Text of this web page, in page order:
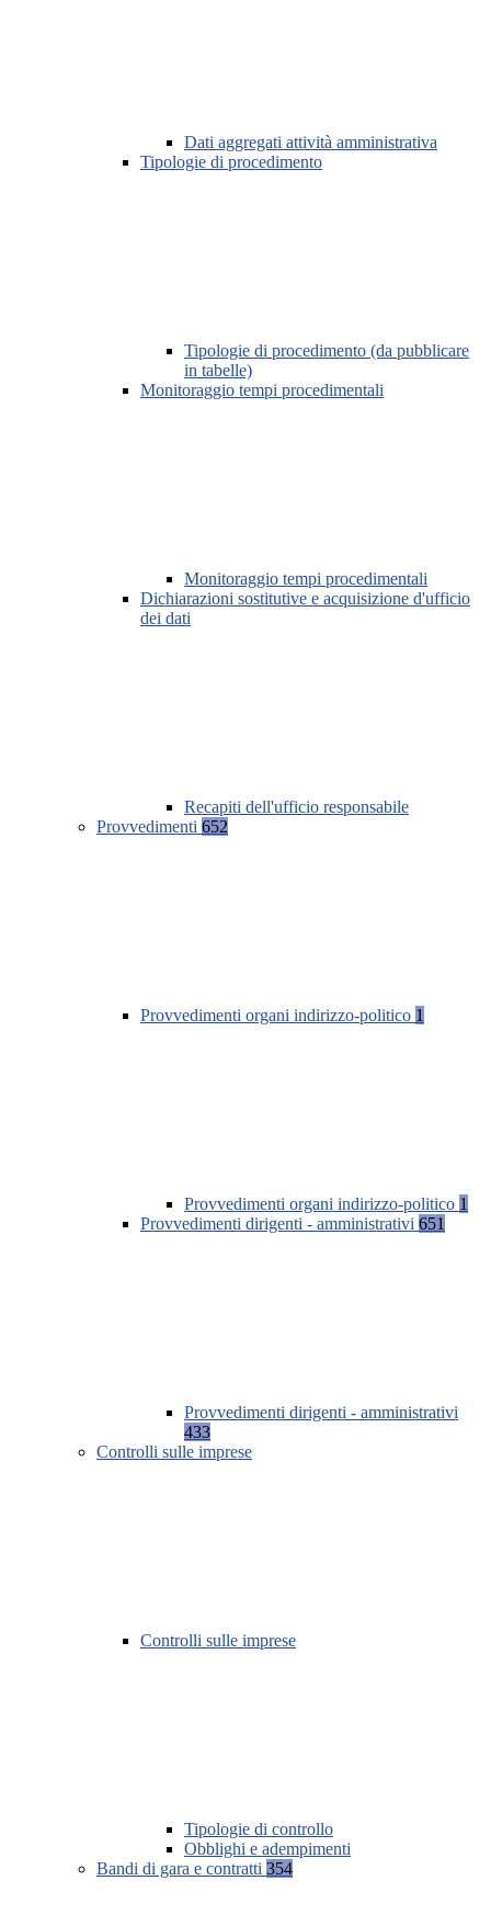
Dati aggregati attività amministrativa
Tipologie di procedimento
Tipologie di procedimento (da pubblicare
in tabelle)
Monitoraggio tempi procedimentali
Monitoraggio tempi procedimentali
Dichiarazioni sostitutive e acquisizione d'ufficio
dei dati
Recapiti dell'ufficio responsabile
Provvedimenti 652
Provvedimenti organi indirizzo-politico 1
Provvedimenti organi indirizzo-politico 1
Provvedimenti dirigenti - amministrativi 651
Provvedimenti dirigenti - amministrativi
433
Controlli sulle imprese
Controlli sulle imprese
Tipologie di controllo
Obblighi e adempimenti
Bandi di gara e contratti 354